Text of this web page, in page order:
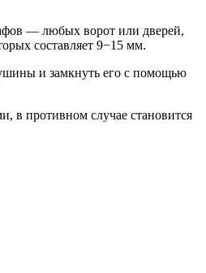
— любых ворот или дверей,
составляет 9−15 мм.
и замкнуть его с помощью
в противном случае становится